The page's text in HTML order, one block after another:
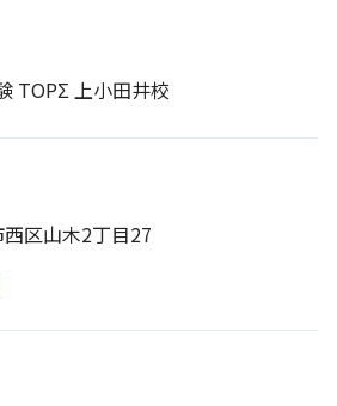
TOPΣ 上小田井校
区山木2丁目27